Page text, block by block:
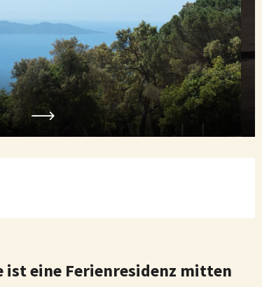
ist eine Ferienresidenz mitten